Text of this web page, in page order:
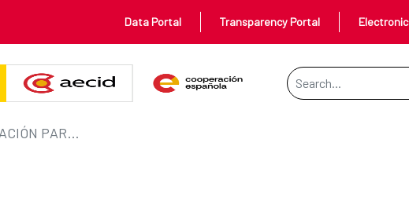
Agua y Saneamiento refuerza
Data Portal Transparency Portal
Search Bar
EL FONDO DE COOPERACIÓN PARA AGUA Y SANEAMIENTO REFUERZA SU COMPROMISO CON EL SANEAMIENTO EN LATINOSAN, CON UNA AGENDA CENTRADA EN LA EQUIDAD Y LA SOSTENIBILIDAD